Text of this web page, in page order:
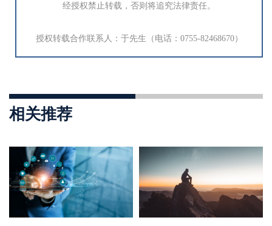
经授权禁止转载，否则将追究法律责任。
授权转载合作联系人：于先生（电话：0755-82468670）
相关推荐